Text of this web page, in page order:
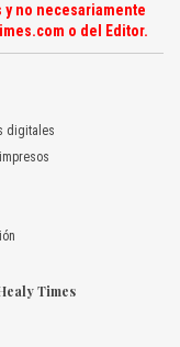
no necesariamente
o del Editor.
digitales
Times